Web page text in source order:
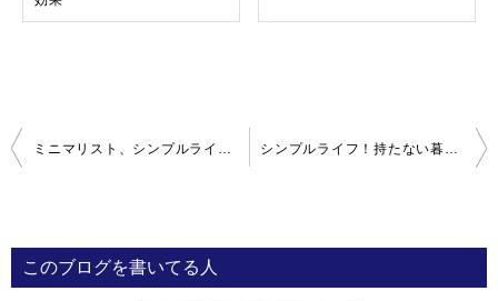
投
ビ
ゲ
このブログを書いてる人